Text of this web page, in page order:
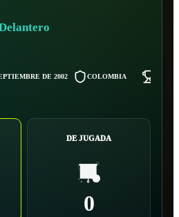
DE 2002 COLOMBIA
DE JUGADA
0